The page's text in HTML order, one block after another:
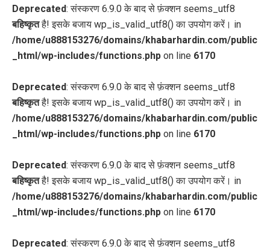
Deprecated: संस्करण 6.9.0 के बाद से फ़ंक्शन seems_utf8
बहिष्कृतहै! इसके बजाय wp_is_valid_utf8() का उपयोग करें। in
/home/u888153276/domains/khabarhardin.com/public
_html/wp-includes/functions.php on line 6170
Deprecated: संस्करण 6.9.0 के बाद से फ़ंक्शन seems_utf8
बहिष्कृतहै! इसके बजाय wp_is_valid_utf8() का उपयोग करें। in
/home/u888153276/domains/khabarhardin.com/public
_html/wp-includes/functions.php on line 6170
Deprecated: संस्करण 6.9.0 के बाद से फ़ंक्शन seems_utf8
बहिष्कृतहै! इसके बजाय wp_is_valid_utf8() का उपयोग करें। in
/home/u888153276/domains/khabarhardin.com/public
_html/wp-includes/functions.php on line 6170
Deprecated: संस्करण 6.9.0 के बाद से फ़ंक्शन seems_utf8